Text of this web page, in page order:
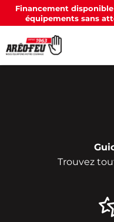
Financement
équipements sans
Trouvez